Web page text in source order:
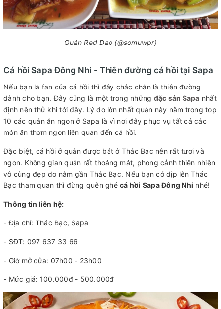
Quán Red Dao (@somuwpr)
Cá hồi Sapa Đông Nhi - Thiên đường cá hồi tại Sapa
Nếu bạn là fan của cá hồi thì đây chắc chắn là thiên đường
dành cho bạn. Đây cũng là một trong những đặc sản Sapa nhất
định nên thử khi tới đây. Lý do lớn nhất quán này nằm trong top
10 các quán ăn ngon ở Sapa là vì nơi đây phục vụ tất cả các
món ăn thơm ngon liên quan đến cá hồi.
Đặc biệt, cá hồi ở quán được bắt ở Thác Bạc nên rất tươi và
ngon. Không gian quán rất thoáng mát, phong cảnh thiên nhiên
vô cùng đẹp do nằm gần Thác Bạc. Nếu bạn có dịp lên Thác
Bạc tham quan thì đừng quên ghé cá hồi Sapa Đông Nhi nhé!
Thông tin liên hệ:
- Địa chỉ: Thác Bạc, Sapa
- SĐT: 097 637 33 66
- Giờ mở cửa: 07h00 - 23h00
- Mức giá: 100.000đ - 500.000đ